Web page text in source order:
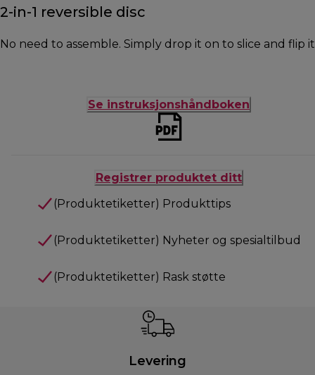
2-in-1 reversible disc
No need to assemble. Simply drop it on to slice and flip
Se instruksjonshåndboken
Registrer produktet ditt
(Produktetiketter) Produkttips
(Produktetiketter) Nyheter og spesialtilbud
(Produktetiketter) Rask støtte
Levering